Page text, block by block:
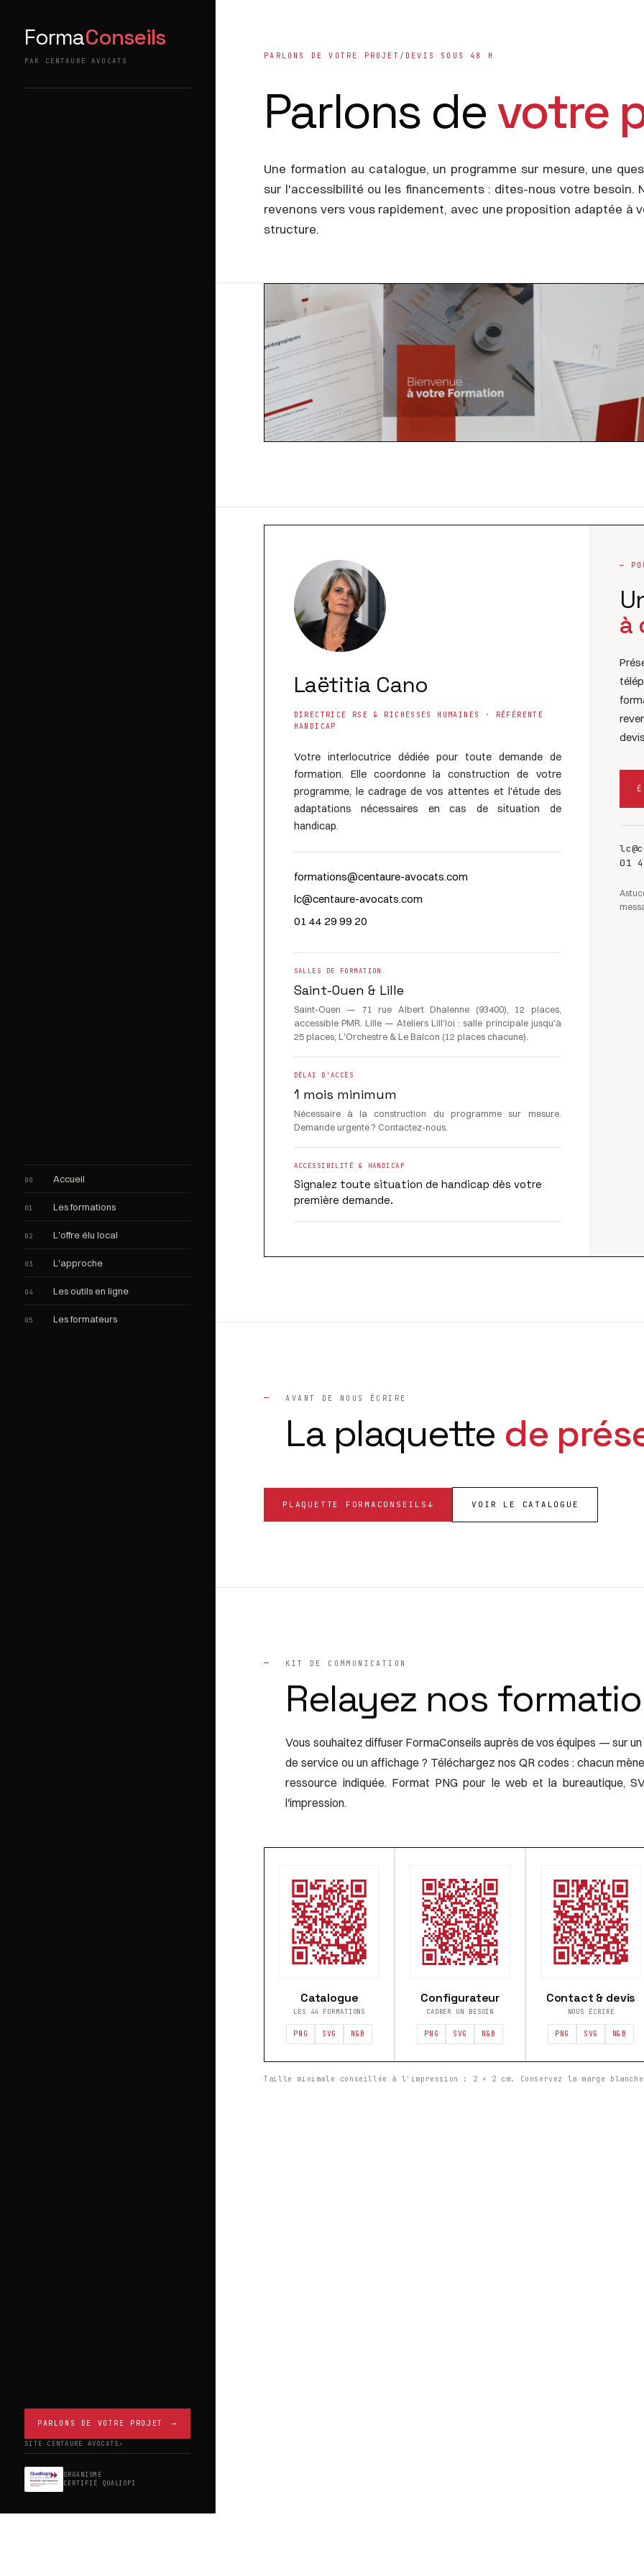
FormaConseils
PAR CENTAURE AVOCATS
00 Accueil
01 Les formations
02 L'offre élu local
03 L'approche
04 Les outils en ligne
05 Les formateurs
PARLONS DE VOTRE PROJET →
SITE CENTAURE AVOCATS↗
ORGANISME
CERTIFIÉ QUALIOPI
PARLONS DE VOTRE PROJET / DEVIS SOUS 48 H
Parlons devotre
Une formation au catalogue, un programme sur mesure, une
sur l'accessibilité ou les financements : dites-nous votre besoin.
revenons vers vous rapidement, avec une proposition adaptée à
structure.
Laëtitia Cano
DIRECTRICE RSE & RICHESSES HUMAINES · RÉFÉRENTE
HANDICAP
Votre interlocutrice dédiée pour toute demande de
formation. Elle coordonne la construction de votre
programme, le cadrage de vos attentes et l'étude des
adaptations nécessaires en cas de situation de
handicap.
formations@centaure-avocats.com
lc@centaure-avocats.com
01 44 29 99 20
SALLES DE FORMATION
Saint-Ouen & Lille
Saint-Ouen — 71 rue Albert Dhalenne (93400), 12 places,
accessible PMR. Lille — Ateliers Lill'loi : salle principale jusqu'à
25 places, L'Orchestre & Le Balcon (12 places chacune).
DÉLAI D'ACCÈS
1 mois minimum
Nécessaire à la construction du programme sur mesure.
Demande urgente ? Contactez-nous.
ACCESSIBILITÉ & HANDICAP
Signalez toute situation de handicap dès votre
première demande.
—
à
01
— AVANT DE NOUS ÉCRIRE
La plaquette de
PLAQUETTE FORMACONSEILS ↓ VOIR LE CATALOGUE
— KIT DE COMMUNICATION
Relayez nos
Vous souhaitez diffuser FormaConseils auprès de vos équipes — sur
de service ou un affichage ? Téléchargez nos QR codes : chacun
ressource indiquée. Format PNG pour le web et la bureautique,
l'impression.
Catalogue
LES 44 FORMATIONS
PNG SVG N&B
Configurateur
CADRER UN BESOIN
PNG SVG N&B
Contact & devis
NOUS ÉCRIRE
PNG SVG N&B
Taille minimale conseillée à l'impression : 2 × 2 cm. Conservez la marge